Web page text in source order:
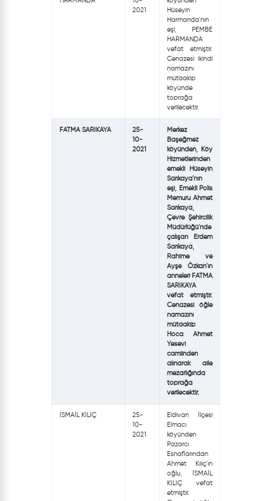
2021
Hüseyin
Harmanda'nın
eşi, PEMBE
HARMANDA
vefat etmiştir.
Cenazesi ikindi
namazını
mütaakip
köyünde
toprağa
verilecektir.
FATMA SARIKAYA
25-
10-
2021
Merkez
Başeğmez
köyünden, Köy
Hizmetlerinden
emekli Hüseyin
Sarıkaya'nın
eşi, Emekli Polis
Memuru Ahmet
Sarıkaya,
Çevre Şehircilik
Müdürlüğü'nde
çalışan Erdem
Sarıkaya,
Rahime ve
Ayşe Özkan'ın
anneleri FATMA
SARIKAYA
vefat etmiştir.
Cenazesi öğle
namazını
mütaakip
Hoca Ahmet
Yesevi
camiinden
alınarak aile
mezarlığında
toprağa
verilecektir.
İSMAİL KILIÇ
25-
10-
2021
Eldivan İlçesi
Elmacı
köyünden
Pazarcı
Esnaflarından
Ahmet Kılıç'ın
oğlu, İSMAİL
KILIÇ vefat
etmiştir.